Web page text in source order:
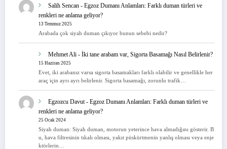
Salih Sencan - Egzoz Dumanı Anlamları: Farklı duman türleri ve
renkleri ne anlama geliyor?
13 Temmuz 2025
Arabada çok siyah duman çıkıyor bunun sebebi nedir?
Mehmet Ali - İki tane arabam var, Sigorta Basamağı Nasıl Belirlenir?
15 Haziran 2025
Evet, iki arabanız varsa sigorta basamakları farklı olabilir ve genellikle her
araç için ayrı ayrı belirlenir. Sigorta basamağı, zorunlu trafik…
Egzozcu Davut- Egzoz Dumanı Anlamları: Farklı duman türleri ve
renkleri ne anlama geliyor?
25 Ocak 2024
Siyah duman: Siyah duman, motorun yeterince hava almadığını gösterir. B
u, hava filtresinin tıkalı olması, yakıt püskürtmenin yanlış olması veya enje
ktörlerin…